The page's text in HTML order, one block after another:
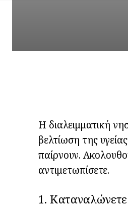
Η διαλειμματική
βελτίωση της
παίρνουν.
αντιμετωπίσετε.
1. Καταναλώνετε